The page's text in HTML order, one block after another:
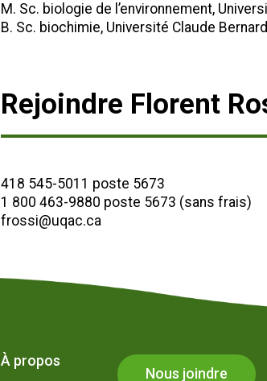
M. Sc. biologie de l’environnement,
B. Sc. biochimie, Université Claude
Rejoindre Florent
418 545-5011 poste 5673
1 800 463-9880 poste 5673 (sans frais)
frossi@uqac.ca
À propos
Nous joindre